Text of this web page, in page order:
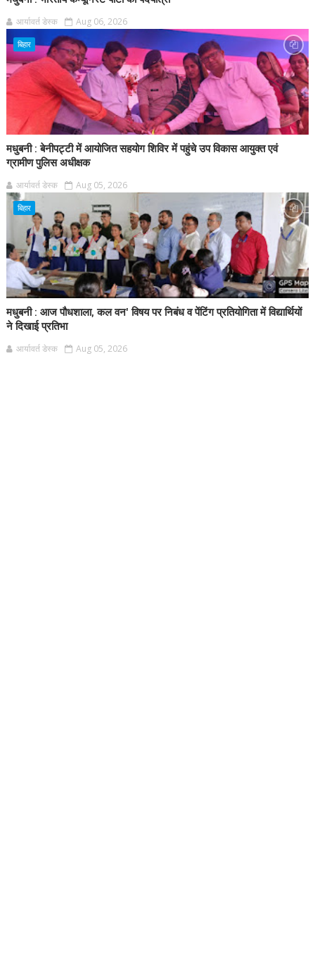
आर्यावर्त डेस्क Aug 06, 2026
बिहार
मधुबनी : बेनीपट्टी में आयोजित सहयोग शिविर में पहुंचे उप विकास आयुक्त एवं
ग्रामीण पुलिस अधीक्षक
आर्यावर्त डेस्क Aug 05, 2026
बिहार
मधुबनी : आज पौधशाला, कल वन' विषय पर निबंध व पेंटिंग प्रतियोगिता में विद्यार्थियों
ने दिखाई प्रतिभा
आर्यावर्त डेस्क Aug 05, 2026